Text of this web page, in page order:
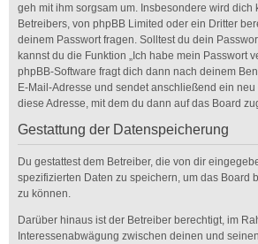
geh mit ihm sorgsam um. Insbesondere wird dich
Betreibers, von phpBB Limited oder ein Dritter
deinem Passwort fragen. Solltest du dein
kannst du die Funktion „Ich habe mein Passwort
phpBB-Software fragt dich dann nach deinem
E-Mail-Adresse und sendet anschließend ein
diese Adresse, mit dem du dann auf das Board
Gestattung der Datenspeicherung
Du gestattest dem Betreiber, die von dir
spezifizierten Daten zu speichern, um das Board
zu können.
Darüber hinaus ist der Betreiber berechtigt, im
Interessenabwägung zwischen deinen und